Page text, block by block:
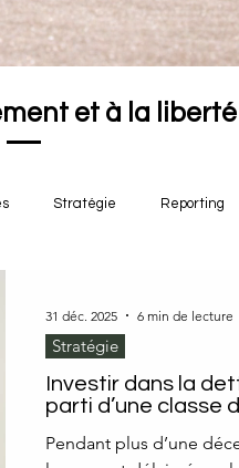
et à la
Stratégie Reporting
Investir dans la
parti d’une classe
Pendant plus d’une
Stratégie
31 déc. 2025 6 min de lecture